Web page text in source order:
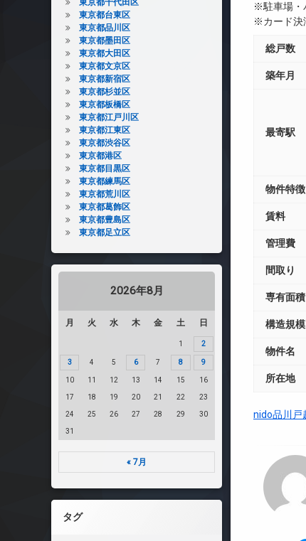
※駐車場・
※カード決
総戸数
築年月
最寄駅
物件特徴
賃料
管理費
間取り
専有面積
構造規模
物件名
所在地
nido品川戸
東京都千代田区
東京都台東区
東京都品川区
東京都墨田区
東京都大田区
東京都文京区
東京都新宿区
東京都杉並区
東京都板橋区
東京都江戸川区
東京都江東区
東京都渋谷区
東京都港区
東京都目黒区
東京都練馬区
東京都荒川区
東京都葛飾区
東京都豊島区
東京都足立区
2026年8月
月 火 水 木 金 土 日
1 2
3 4 5 6 7 8 9
10 11 12 13 14 15 16
17 18 19 20 21 22 23
24 25 26 27 28 29 30
31
« 7月
タグ